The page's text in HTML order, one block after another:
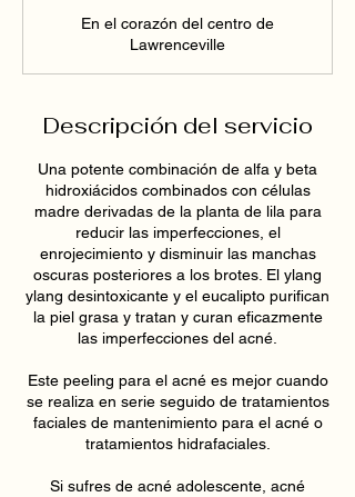
m
n
En el corazón del centro de
Lawrenceville
Descripción del servicio
Una potente combinación de alfa y beta
hidroxiácidos combinados con células
madre derivadas de la planta de lila para
reducir las imperfecciones, el
enrojecimiento y disminuir las manchas
oscuras posteriores a los brotes. El ylang
ylang desintoxicante y el eucalipto purifican
la piel grasa y tratan y curan eficazmente
las imperfecciones del acné.
Este peeling para el acné es mejor cuando
se realiza en serie seguido de tratamientos
faciales de mantenimiento para el acné o
tratamientos hidrafaciales.
Si sufres de acné adolescente, acné